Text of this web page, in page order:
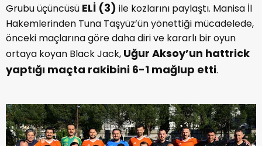
Grubu üçüncüsü ELİ (3) ile kozlarını paylaştı. Manisa İl
Hakemlerinden Tuna Taşyüz’ün yönettiği mücadelede,
önceki maçlarına göre daha diri ve kararlı bir oyun
ortaya koyan Black Jack, Uğur Aksoy’un hattrick
yaptığı maçta rakibini 6-1 mağlup etti.